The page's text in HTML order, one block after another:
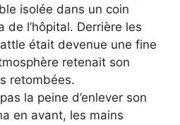
isolée dans un coin
de l’hôpital. Derrière les
était devenue une fine
retenait son
retombées.
la peine d’enlever son
en avant, les mains